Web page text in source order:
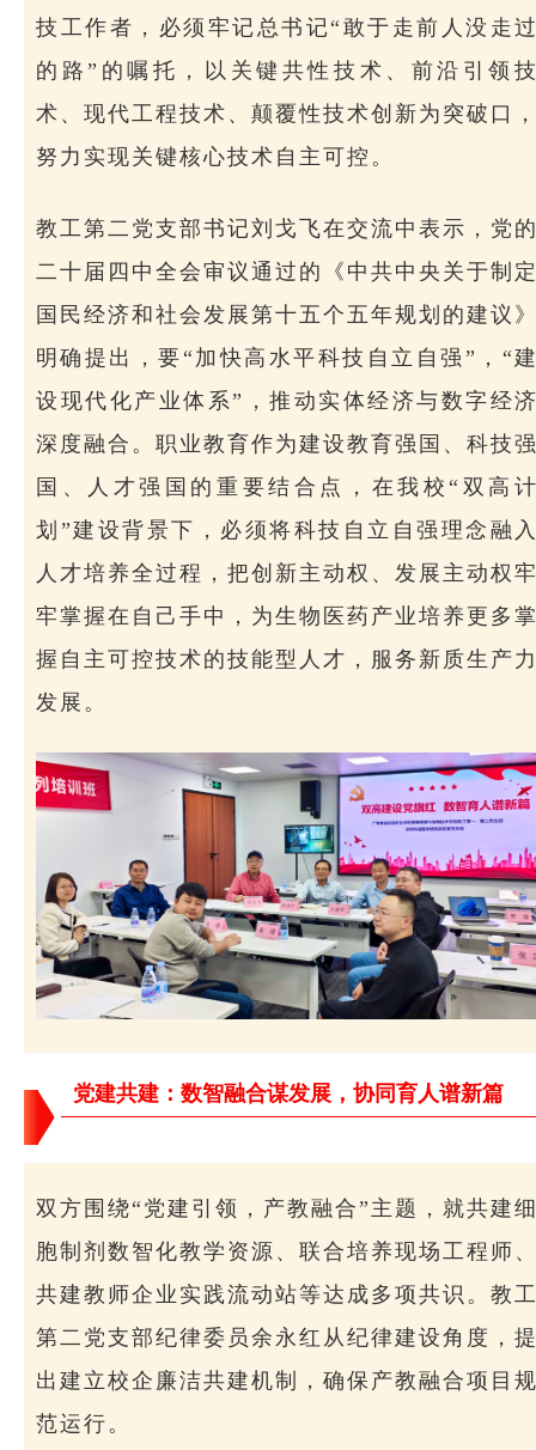
技工作者，必须牢记总书记“敢于走前人没走
的路”的嘱托，以关键共性技术、前沿引领
术、现代工程技术、颠覆性技术创新为突破口
努力实现关键核心技术自主可控。
教工第二党支部书记刘戈飞在交流中表示，党
二十届四中全会审议通过的《中共中央关于制
国民经济和社会发展第十五个五年规划的建议
明确提出，要“加快高水平科技自立自强”，“
设现代化产业体系”，推动实体经济与数字经
深度融合。职业教育作为建设教育强国、科技
国、人才强国的重要结合点，在我校“双高
划”建设背景下，必须将科技自立自强理念融
人才培养全过程，把创新主动权、发展主动权
牢掌握在自己手中，为生物医药产业培养更多
握自主可控技术的技能型人才，服务新质生产
发展。
党建共建：数智融合谋发展，协同育人谱新篇
双方围绕“党建引领，产教融合”主题，就共建
胞制剂数智化教学资源、联合培养现场工程师
共建教师企业实践流动站等达成多项共识。教
第二党支部纪律委员余永红从纪律建设角度，
出建立校企廉洁共建机制，确保产教融合项目
范运行。